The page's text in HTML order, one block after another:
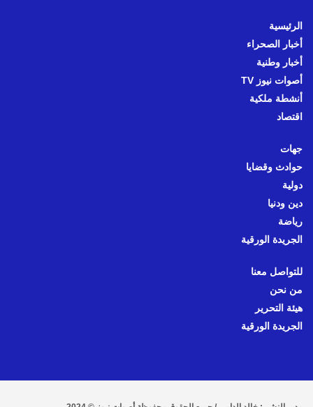
الرئيسية
أخبار الصحراء
أخبار وطنية
أصوات نيوز TV
أنشطة ملكية
اقتصاد
جهات
حوادث وقضايا
دولية
دين ودنيا
رياضة
الجريدة الورقية
للتواصل معنا
من نحن
هيئة التحرير
الجريدة الورقية